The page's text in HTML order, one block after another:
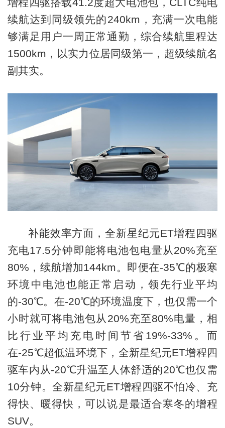
增程四驱搭载41.2度超大电池包，CLTC纯电
续航达到同级领先的240km，充满一次电能
够满足用户一周正常通勤，综合续航里程达
1500km，以实力位居同级第一，超级续航名
副其实。
补能效率方面，全新星纪元ET增程四驱
充电17.5分钟即能将电池包电量从20%充至
80%，续航增加144km。即便在-35℃的极寒
环境中电池也能正常启动，领先行业平均
的-30℃。在-20℃的环境温度下，也仅需一个
小时就可将电池包从20%充至80%电量，相
比行业平均充电时间节省19%-33%。而
在-25℃超低温环境下，全新星纪元ET增程四
驱车内从-20℃升温至人体舒适的20℃也仅需
10分钟。全新星纪元ET增程四驱不怕冷、充
得快、暖得快，可以说是最适合寒冬的增程
SUV。